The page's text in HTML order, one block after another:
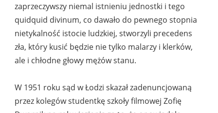
zaprzeczywszy niemal istnieniu jednostki i tego
quidquid divinum, co dawało do pewnego stopnia
nietykalność istocie ludzkiej, stworzyli precedens
zła, który kusić będzie nie tylko malarzy i klerków,
ale i chłodne głowy mężów stanu.
W 1951 roku sąd w Łodzi skazał zadenuncjowaną
przez kolegów studentkę szkoły filmowej Zofię